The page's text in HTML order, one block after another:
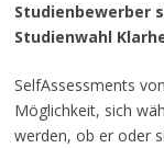
Studienbewerber
Studienwahl
SelfAssessments
Möglichkeit, sich
werden, ob er oder